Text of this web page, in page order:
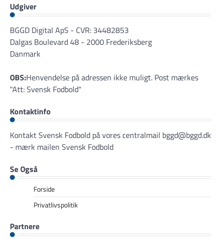
Udgiver
BGGD Digital ApS - CVR: 34482853
Dalgas Boulevard 48 - 2000 Frederiksberg
Danmark
OBS:Henvendelse på adressen ikke muligt. Post mærkes
"Att: Svensk Fodbold"
Kontaktinfo
Kontakt Svensk Fodbold på vores centralmail bggd@bggd.dk
- mærk mailen Svensk Fodbold
Se Også
Forside
Privatlivspolitik
Partnere